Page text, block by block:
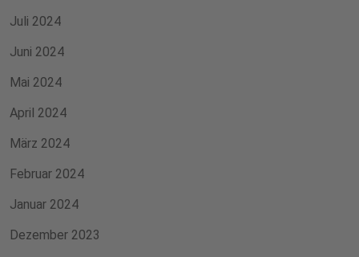
Juli 2024
Juni 2024
Mai 2024
April 2024
März 2024
Februar 2024
Januar 2024
Dezember 2023